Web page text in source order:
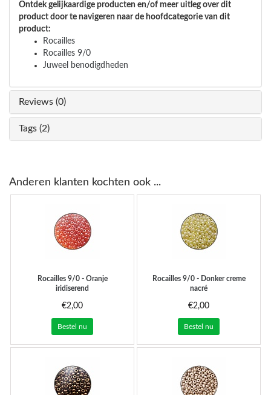
Ontdek gelijkaardige producten en/of meer uitleg over dit
product door te navigeren naar de hoofdcategorie van dit
product:
Rocailles
Rocailles 9/0
Juweel benodigdheden
Reviews (0)
Tags (2)
Anderen klanten kochten ook ...
Rocailles 9/0 - Oranje
iridiserend
€2,00
Bestel nu
Rocailles 9/0 - Donker creme
nacré
€2,00
Bestel nu